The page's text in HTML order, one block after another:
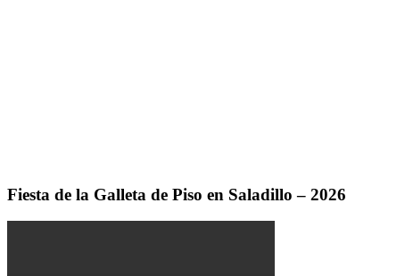
Fiesta de la Galleta de Piso en Saladillo – 2026